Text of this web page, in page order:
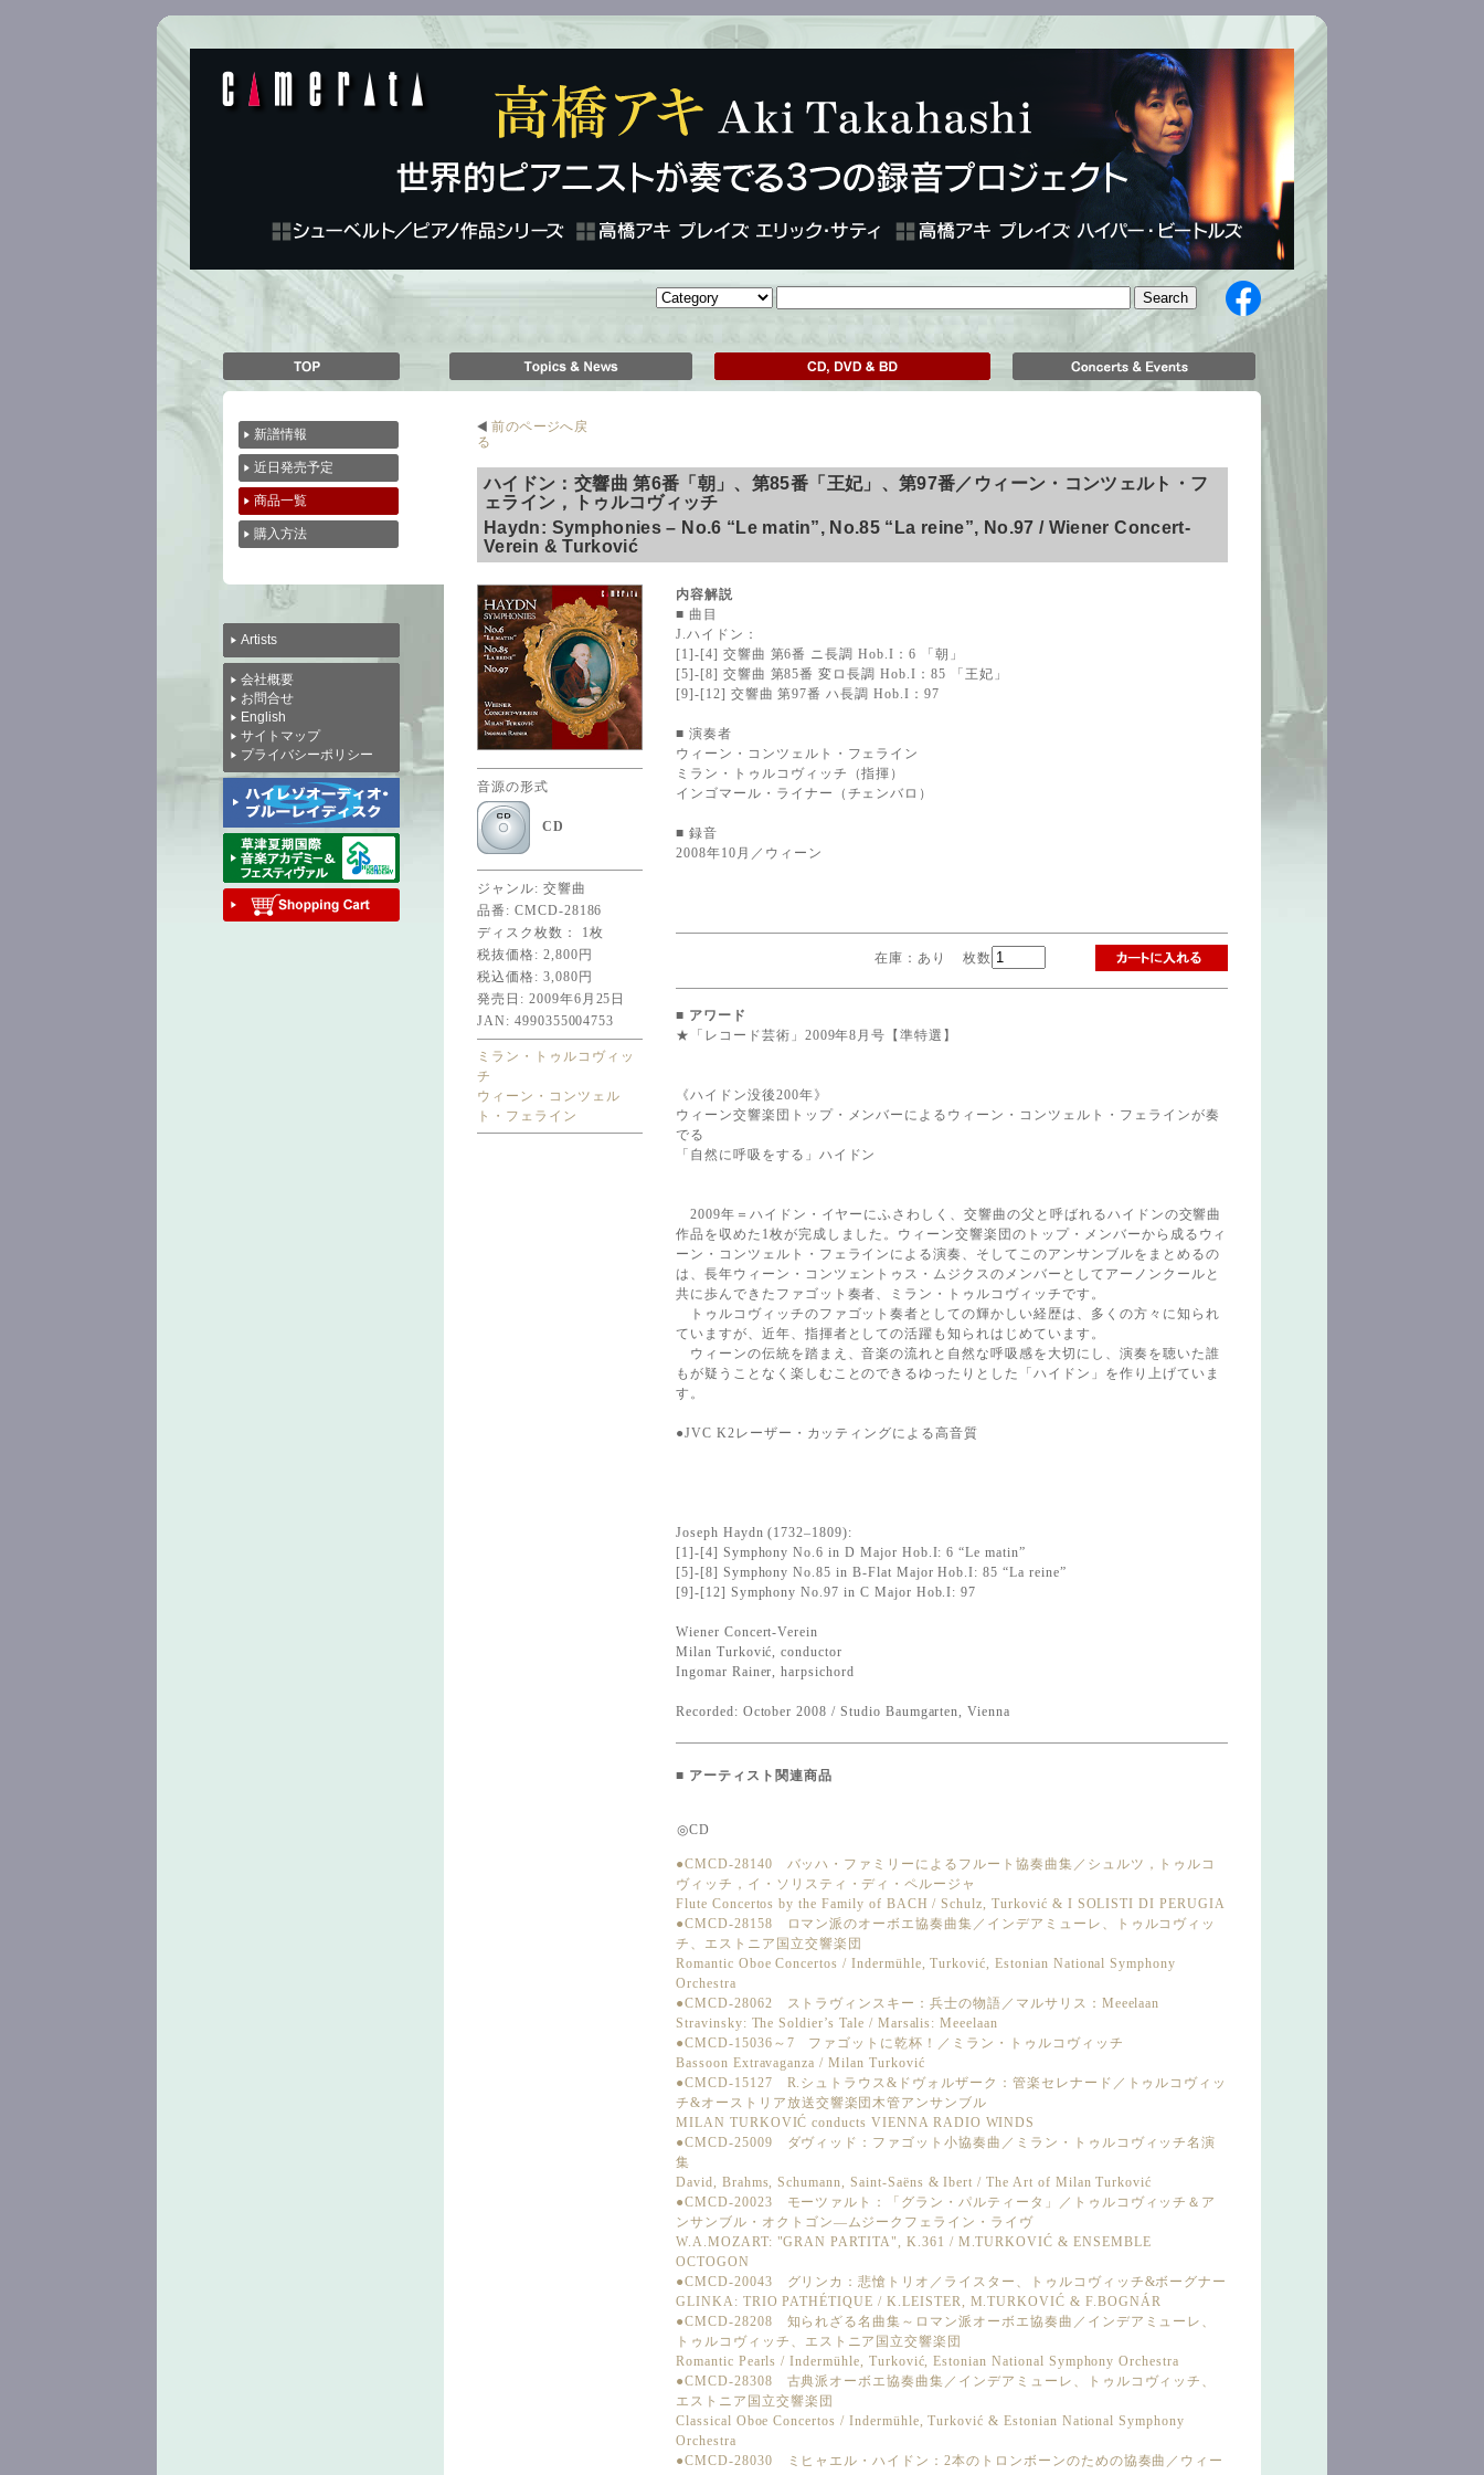
新譜情報
近日発売予定
商品一覧
購入方法
Artists
会社概要
お問合せ
English
サイトマップ
プライバシーポリシー
前のページへ戻
る
ハイドン：交響曲 第6番「朝」、第85番「王妃」、第97番／ウィーン・コンツェルト・フ
ェライン，トゥルコヴィッチ
Haydn: Symphonies – No.6 “Le matin”, No.85 “La reine”, No.97 / Wiener Concert-
Verein & Turković
音源の形式
CD
ジャンル: 交響曲
品番: CMCD-28186
ディスク枚数： 1枚
税抜価格: 2,800円
税込価格: 3,080円
発売日: 2009年6月25日
JAN: 4990355004753
ミラン・トゥルコヴィッ
チ
ウィーン・コンツェル
ト・フェライン
内容解説
■ 曲目
J.ハイドン：
[1]-[4] 交響曲 第6番 ニ長調 Hob.I：6 「朝」
[5]-[8] 交響曲 第85番 変ロ長調 Hob.I：85 「王妃」
[9]-[12] 交響曲 第97番 ハ長調 Hob.I：97
■ 演奏者
ウィーン・コンツェルト・フェライン
ミラン・トゥルコヴィッチ（指揮）
インゴマール・ライナー（チェンバロ）
■ 録音
2008年10月／ウィーン
■ アワード
★「レコード芸術」2009年8月号【準特選】
《ハイドン没後200年》
ウィーン交響楽団トップ・メンバーによるウィーン・コンツェルト・フェラインが奏
でる
「自然に呼吸をする」ハイドン
2009年＝ハイドン・イヤーにふさわしく、交響曲の父と呼ばれるハイドンの交響曲
作品を収めた1枚が完成しました。ウィーン交響楽団のトップ・メンバーから成るウィ
ーン・コンツェルト・フェラインによる演奏、そしてこのアンサンブルをまとめるの
は、長年ウィーン・コンツェントゥス・ムジクスのメンバーとしてアーノンクールと
共に歩んできたファゴット奏者、ミラン・トゥルコヴィッチです。
トゥルコヴィッチのファゴット奏者としての輝かしい経歴は、多くの方々に知られ
ていますが、近年、指揮者としての活躍も知られはじめています。
ウィーンの伝統を踏まえ、音楽の流れと自然な呼吸感を大切にし、演奏を聴いた誰
もが疑うことなく楽しむことのできるゆったりとした「ハイドン」を作り上げていま
す。
●JVC K2レーザー・カッティングによる高音質
Joseph Haydn (1732–1809):
[1]-[4] Symphony No.6 in D Major Hob.I: 6 “Le matin”
[5]-[8] Symphony No.85 in B-Flat Major Hob.I: 85 “La reine”
[9]-[12] Symphony No.97 in C Major Hob.I: 97
Wiener Concert-Verein
Milan Turković, conductor
Ingomar Rainer, harpsichord
Recorded: October 2008 / Studio Baumgarten, Vienna
■ アーティスト関連商品
◎CD
●CMCD-28140 バッハ・ファミリーによるフルート協奏曲集／シュルツ，トゥルコ
ヴィッチ，イ・ソリスティ・ディ・ペルージャ
Flute Concertos by the Family of BACH / Schulz, Turković & I SOLISTI DI PERUGIA
●CMCD-28158 ロマン派のオーボエ協奏曲集／インデアミューレ、トゥルコヴィッ
チ、エストニア国立交響楽団
Romantic Oboe Concertos / Indermühle, Turković, Estonian National Symphony
Orchestra
●CMCD-28062 ストラヴィンスキー：兵士の物語／マルサリス：Meeelaan
Stravinsky: The Soldier’s Tale / Marsalis: Meeelaan
●CMCD-15036～7 ファゴットに乾杯！／ミラン・トゥルコヴィッチ
Bassoon Extravaganza / Milan Turković
●CMCD-15127 R.シュトラウス&ドヴォルザーク：管楽セレナード／トゥルコヴィッ
チ&オーストリア放送交響楽団木管アンサンブル
MILAN TURKOVIĆ conducts VIENNA RADIO WINDS
●CMCD-25009 ダヴィッド：ファゴット小協奏曲／ミラン・トゥルコヴィッチ名演
集
David, Brahms, Schumann, Saint-Saëns & Ibert / The Art of Milan Turković
●CMCD-20023 モーツァルト：「グラン・パルティータ」／トゥルコヴィッチ＆ア
ンサンブル・オクトゴン―ムジークフェライン・ライヴ
W.A.MOZART: "GRAN PARTITA", K.361 / M.TURKOVIĆ & ENSEMBLE
OCTOGON
●CMCD-20043 グリンカ：悲愴トリオ／ライスター、トゥルコヴィッチ&ボーグナー
GLINKA: TRIO PATHÉTIQUE / K.LEISTER, M.TURKOVIĆ & F.BOGNÁR
●CMCD-28208 知られざる名曲集～ロマン派オーボエ協奏曲／インデアミューレ、
トゥルコヴィッチ、エストニア国立交響楽団
Romantic Pearls / Indermühle, Turković, Estonian National Symphony Orchestra
●CMCD-28308 古典派オーボエ協奏曲集／インデアミューレ、トゥルコヴィッチ、
エストニア国立交響楽団
Classical Oboe Concertos / Indermühle, Turković & Estonian National Symphony
Orchestra
●CMCD-28030 ミヒャエル・ハイドン：2本のトロンボーンのための協奏曲／ウィー